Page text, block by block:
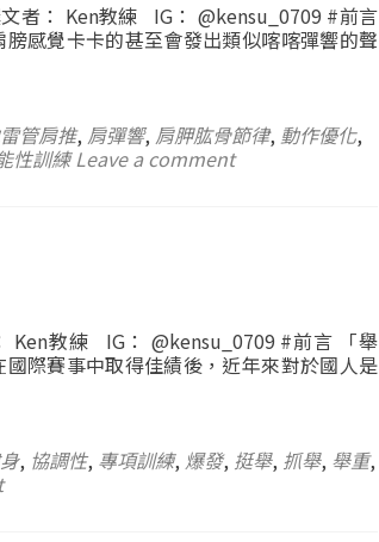
者： Ken教練 IG： @kensu_0709 #前言
感覺卡卡的甚至會發出類似喀喀彈響的聲
管肩推, 肩彈響, 肩胛肱骨節律, 動作優化,
性訓練 Leave a comment
Ken教練 IG： @kensu_0709 #前言 「舉
際賽事中取得佳績後，近年來對於國人是
, 協調性, 專項訓練, 爆發, 挺舉, 抓舉, 舉重,